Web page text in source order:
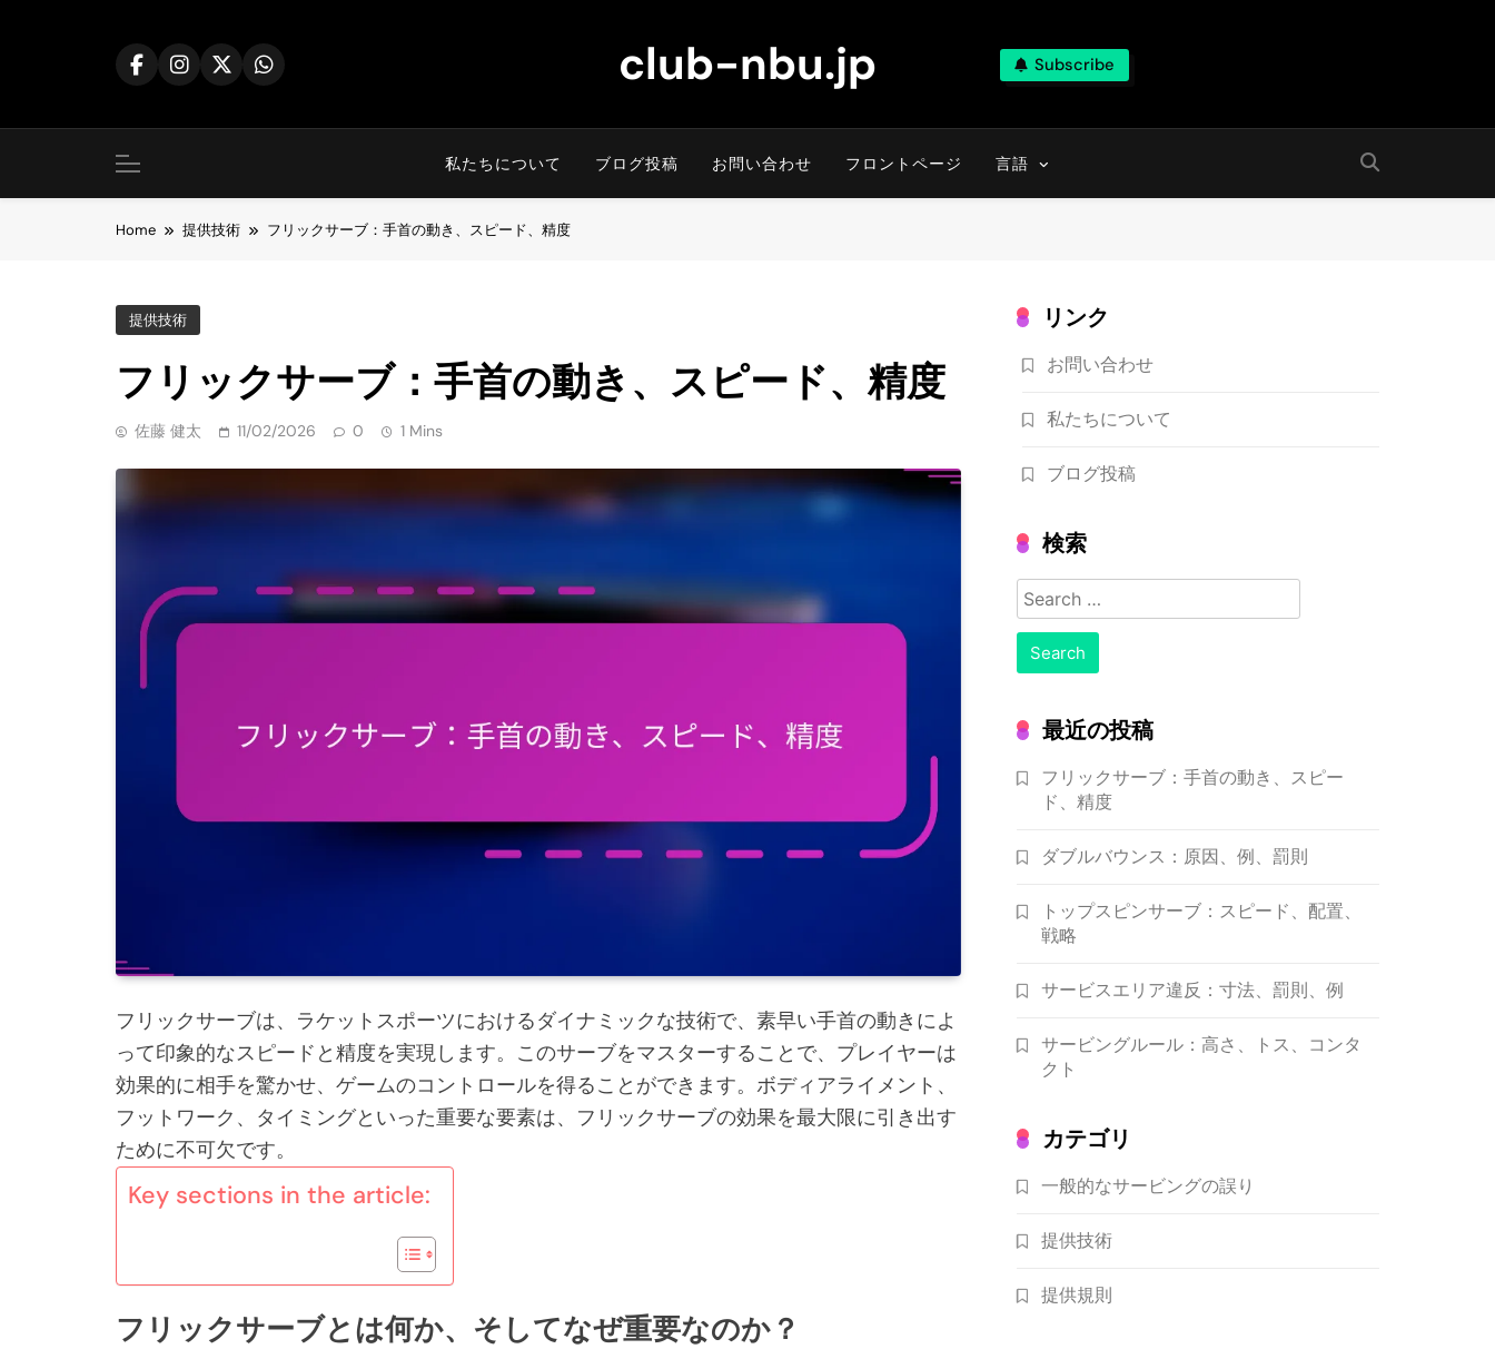
club-nbu.jp Subscribe
私たちについて ブログ投稿 お問い合わせ フロントページ 言語
Home 提供技術 フリックサーブ：手首の動き、スピード、精度
提供技術
フリックサーブ：手首の動き、スピード、精度
佐藤 健太 11/02/2026 0 1 Mins
フリックサーブは、ラケットスポーツにおけるダイナミックな技術で、素早い手首の動きによ
って印象的なスピードと精度を実現します。このサーブをマスターすることで、プレイヤーは
効果的に相手を驚かせ、ゲームのコントロールを得ることができます。ボディアライメント、
フットワーク、タイミングといった重要な要素は、フリックサーブの効果を最大限に引き出す
ために不可欠です。
Key sections in the article:
フリックサーブとは何か、そしてなぜ重要なのか？
リンク
お問い合わせ
私たちについて
ブログ投稿
検索
Search
for:
最近の投稿
フリックサーブ：手首の動き、スピー
ド、精度
ダブルバウンス：原因、例、罰則
トップスピンサーブ：スピード、配置、
戦略
サービスエリア違反：寸法、罰則、例
サービングルール：高さ、トス、コンタ
クト
カテゴリ
一般的なサービングの誤り
提供技術
提供規則